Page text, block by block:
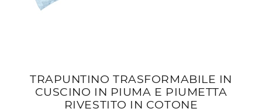
TRAPUNTINO TRASFORMABILE IN
CUSCINO IN PIUMA E PIUMETTA
RIVESTITO IN COTONE